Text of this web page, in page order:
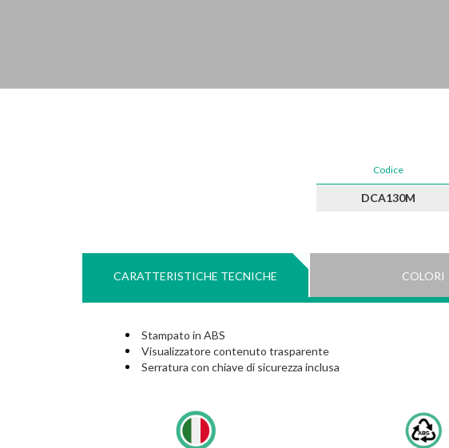
Codice
DCA130M
CARATTERISTICHE TECNICHE COLORI
Stampato in ABS
Visualizzatore contenuto trasparente
Serratura con chiave di sicurezza inclusa